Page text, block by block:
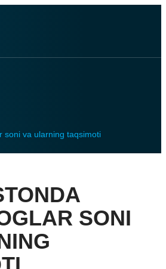
soni va ularning taqsimoti
SONI